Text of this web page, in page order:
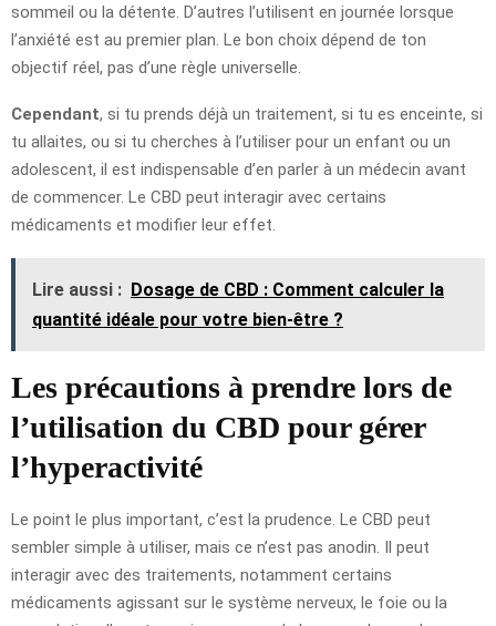
sommeil ou la détente. D’autres l’utilisent en journée lorsque
l’anxiété est au premier plan. Le bon choix dépend de ton
objectif réel, pas d’une règle universelle.
Cependant, si tu prends déjà un traitement, si tu es enceinte, si
tu allaites, ou si tu cherches à l’utiliser pour un enfant ou un
adolescent, il est indispensable d’en parler à un médecin avant
de commencer. Le CBD peut interagir avec certains
médicaments et modifier leur effet.
Lire aussi : Dosage de CBD : Comment calculer la
quantité idéale pour votre bien-être ?
Les précautions à prendre lors de
l’utilisation du CBD pour gérer
l’hyperactivité
Le point le plus important, c’est la prudence. Le CBD peut
sembler simple à utiliser, mais ce n’est pas anodin. Il peut
interagir avec des traitements, notamment certains
médicaments agissant sur le système nerveux, le foie ou la